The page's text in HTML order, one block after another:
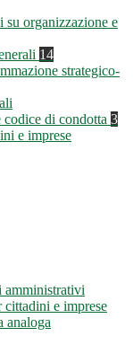
organizzazione e
14
strategico-
di condotta 3
e imprese
amministrativi
e imprese
analoga